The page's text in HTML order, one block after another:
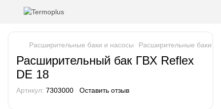
Расширительные баки и насосы Расширительные баки
Расширительный бак ГВХ Reflex
DE 18
Артикул: 7303000 Оставить отзыв